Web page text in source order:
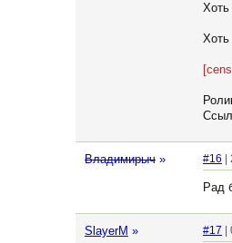
Хоть
Владимирыч » #16
Рад
SlayerM » #17